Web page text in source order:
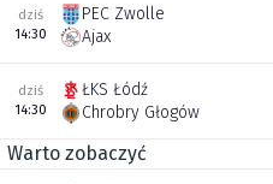
dziś
14:30
PEC Zwolle
Ajax
dziś
14:30
ŁKS Łódź
Chrobry Głogów
Warto zobaczyć